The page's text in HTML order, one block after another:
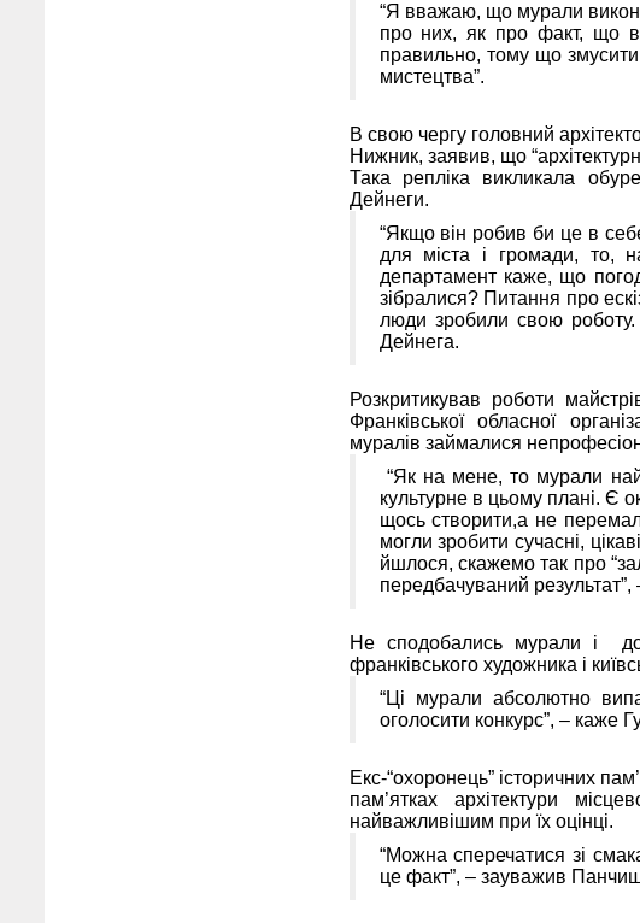
“Я вважаю, що мурали
про них, як про факт, що
правильно, тому що
мистецтва”.
В свою чергу головний
Нижник, заявив, що
Така репліка викликала
Дейнеги.
“Якщо він робив би це в
для міста і громади, то,
департамент каже, що
зібралися? Питання про
люди зробили свою
Дейнега.
Розкритикував роботи
Франківської обласної
муралів займалися
“Як на мене, то мурали
культурне в цьому плані. Є
щось створити,а не
могли зробити сучасні,
йшлося, скажемо так про
передбачуваний
Не сподобались мурали і
франківського художника і
“Ці мурали абсолютно
оголосити конкурс”, – каже
Екс-“охоронець” історичних
пам’ятках архітектури
найважливішим при їх оцінці.
“Можна сперечатися зі
це факт”, – зауважив